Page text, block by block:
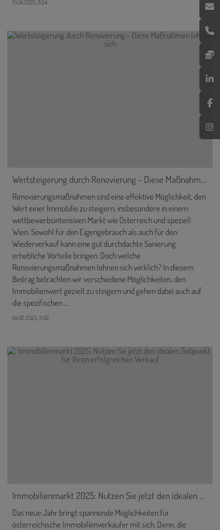
10.04.2025, 11:54
Wertsteigerung durch Renovierung - Diese Maßnahmen lohnen sich
Renovierungsmaßnahmen sind eine effektive Möglichkeit, den
Wert einer Immobilie zu steigern, insbesondere in einem
wettbewerbsintensiven Markt wie Österreich und speziell
Wien. Sowohl für den Eigengebrauch als auch für den
Wiederverkauf kann eine gut durchdachte Sanierung
erhebliche Vorteile bringen. Doch welche
Renovierungsmaßnahmen lohnen sich wirklich? In diesem
Beitrag betrachten wir verschiedene Möglichkeiten, den
Immobilienwert gezielt zu steigern und gehen dabei auch auf
die spezifischen ...
04.02.2025, 11:02
Immobilienmarkt 2025: Nutzen Sie jetzt den idealen Zeitpunkt für Ihren erfolgreichen Verkauf
Das neue Jahr bringt spannende Möglichkeiten für
österreichische Immobilienverkäufer mit sich. Denn, die